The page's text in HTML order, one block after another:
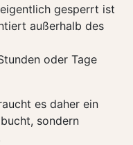
gesperrt ist
außerhalb des
oder Tage
es daher ein
sondern